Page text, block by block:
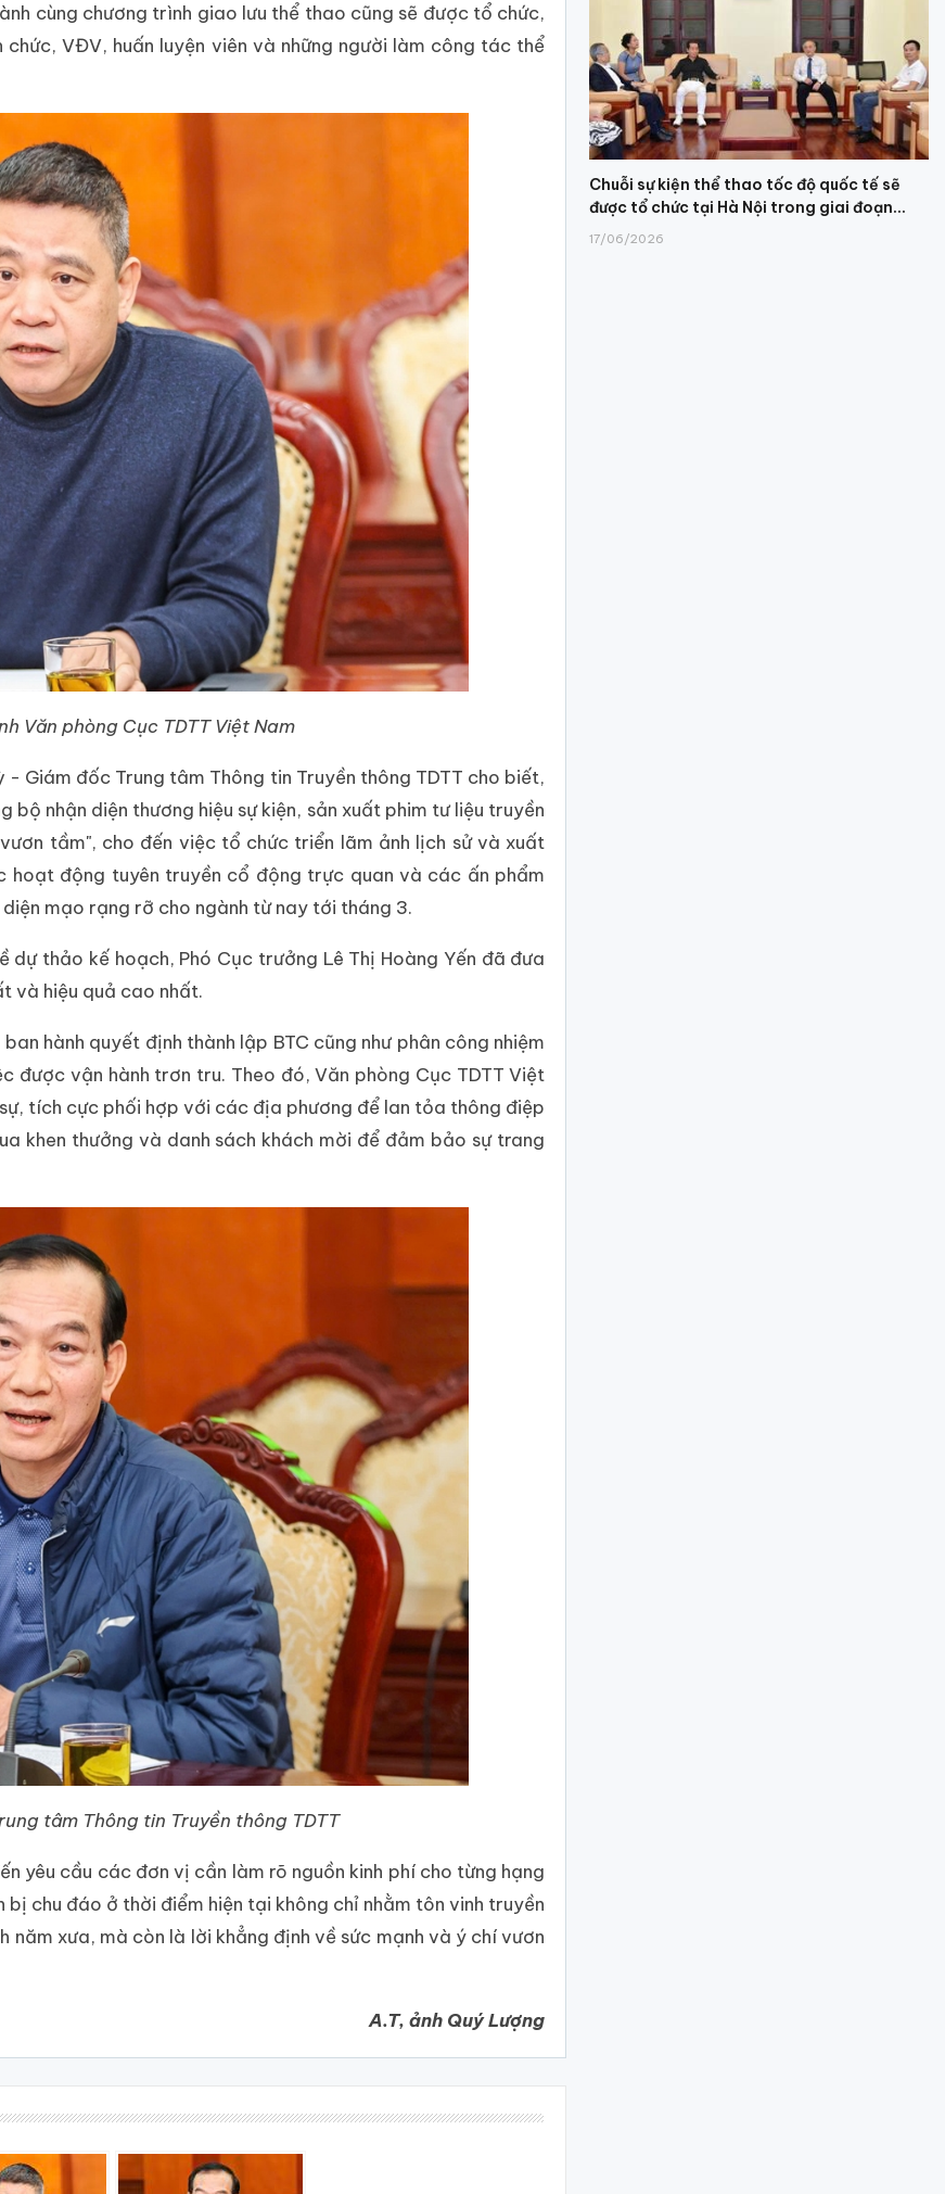
cùng chương trình giao lưu thể thao cũng sẽ được tổ chức,
VĐV, huấn luyện viên và những người làm công tác thể
Văn phòng Cục TDTT Việt Nam
Giám đốc Trung tâm Thông tin Truyền thông TDTT cho biết,
nhận diện thương hiệu sự kiện, sản xuất phim tư liệu truyền
tầm", cho đến việc tổ chức triển lãm ảnh lịch sử và xuất
hoạt động tuyên truyền cổ động trực quan và các ấn phẩm
mạo rạng rỡ cho ngành từ nay tới tháng 3.
thảo kế hoạch, Phó Cục trưởng Lê Thị Hoàng Yến đã đưa
và hiệu quả cao nhất.
hành quyết định thành lập BTC cũng như phân công nhiệm
được vận hành trơn tru. Theo đó, Văn phòng Cục TDTT Việt
tích cực phối hợp với các địa phương để lan tỏa thông điệp
khen thưởng và danh sách khách mời để đảm bảo sự trang
tâm Thông tin Truyền thông TDTT
yêu cầu các đơn vị cần làm rõ nguồn kinh phí cho từng hạng
chu đáo ở thời điểm hiện tại không chỉ nhằm tôn vinh truyền
xưa, mà còn là lời khẳng định về sức mạnh và ý chí vươn
A.T, ảnh Quý Lượng
Chuỗi sự kiện thể thao tốc độ quốc tế sẽ
được tổ chức tại Hà Nội trong giai đoạn...
17/06/2026